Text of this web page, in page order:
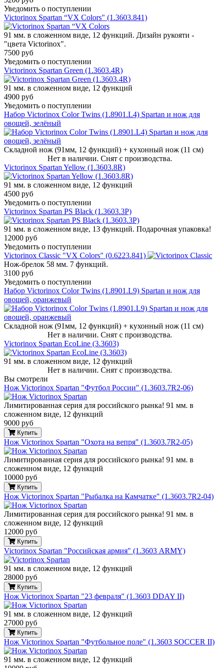
Уведомить о поступлении
Victorinox Spartan “VX Colors" (1.3603.841)
91 мм. в сложенном виде, 12 функций. Дизайн рукояти -
"цвета Victorinox".
7500 руб
Уведомить о поступлении
Victorinox Spartan Green (1.3603.4R)
91 мм. в сложенном виде, 12 функций
4900 руб
Уведомить о поступлении
Набор Victorinox Color Twins (1.8901.L4) Spartan и нож для
овощей, зелёный
Складной нож (91мм, 12 функций) + кухонный нож (11 см)
Нет в наличии. Снят с производства.
Victorinox Spartan Yellow (1.3603.8R)
91 мм. в сложенном виде, 12 функций
4500 руб
Уведомить о поступлении
Victorinox Spartan PS Black (1.3603.3P)
91 мм. в сложенном виде, 13 функций. Подарочная упаковка!
12000 руб
Уведомить о поступлении
Victorinox Classic "VX Colors" (0.6223.841)
Нож-брелок 58 мм. 7 функций.
3100 руб
Уведомить о поступлении
Набор Victorinox Color Twins (1.8901.L9) Spartan и нож для
овощей, оранжевый
Складной нож (91мм, 12 функций) + кухонный нож (11 см)
Нет в наличии. Снят с производства.
Victorinox Spartan EcoLine (3.3603)
91 мм. в сложенном виде, 12 функций
Нет в наличии. Снят с производства.
Вы смотрели
Нож Victorinox Spartan "Футбол России" (1.3603.7R2-06)
Лимитированная серия для российского рынка! 91 мм. в
сложенном виде, 12 функций
9000 руб
Купить
Нож Victorinox Spartan "Охота на вепря" (1.3603.7R2-05)
Лимитированная серия для российского рынка! 91 мм. в
сложенном виде, 12 функций
10000 руб
Купить
Нож Victorinox Spartan "Рыбалка на Камчатке" (1.3603.7R2-04)
Лимитированная серия для российского рынка! 91 мм. в
сложенном виде, 12 функций
12000 руб
Купить
Victorinox Spartan "Российская армия" (1.3603 ARMY)
91 мм. в сложенном виде, 12 функций
28000 руб
Купить
Нож Victorinox Spartan "23 февраля" (1.3603 DDAY II)
91 мм. в сложенном виде, 12 функций
27000 руб
Купить
Нож Victorinox Spartan "Футбольное поле" (1.3603 SOCCER II)
91 мм. в сложенном виде, 12 функций